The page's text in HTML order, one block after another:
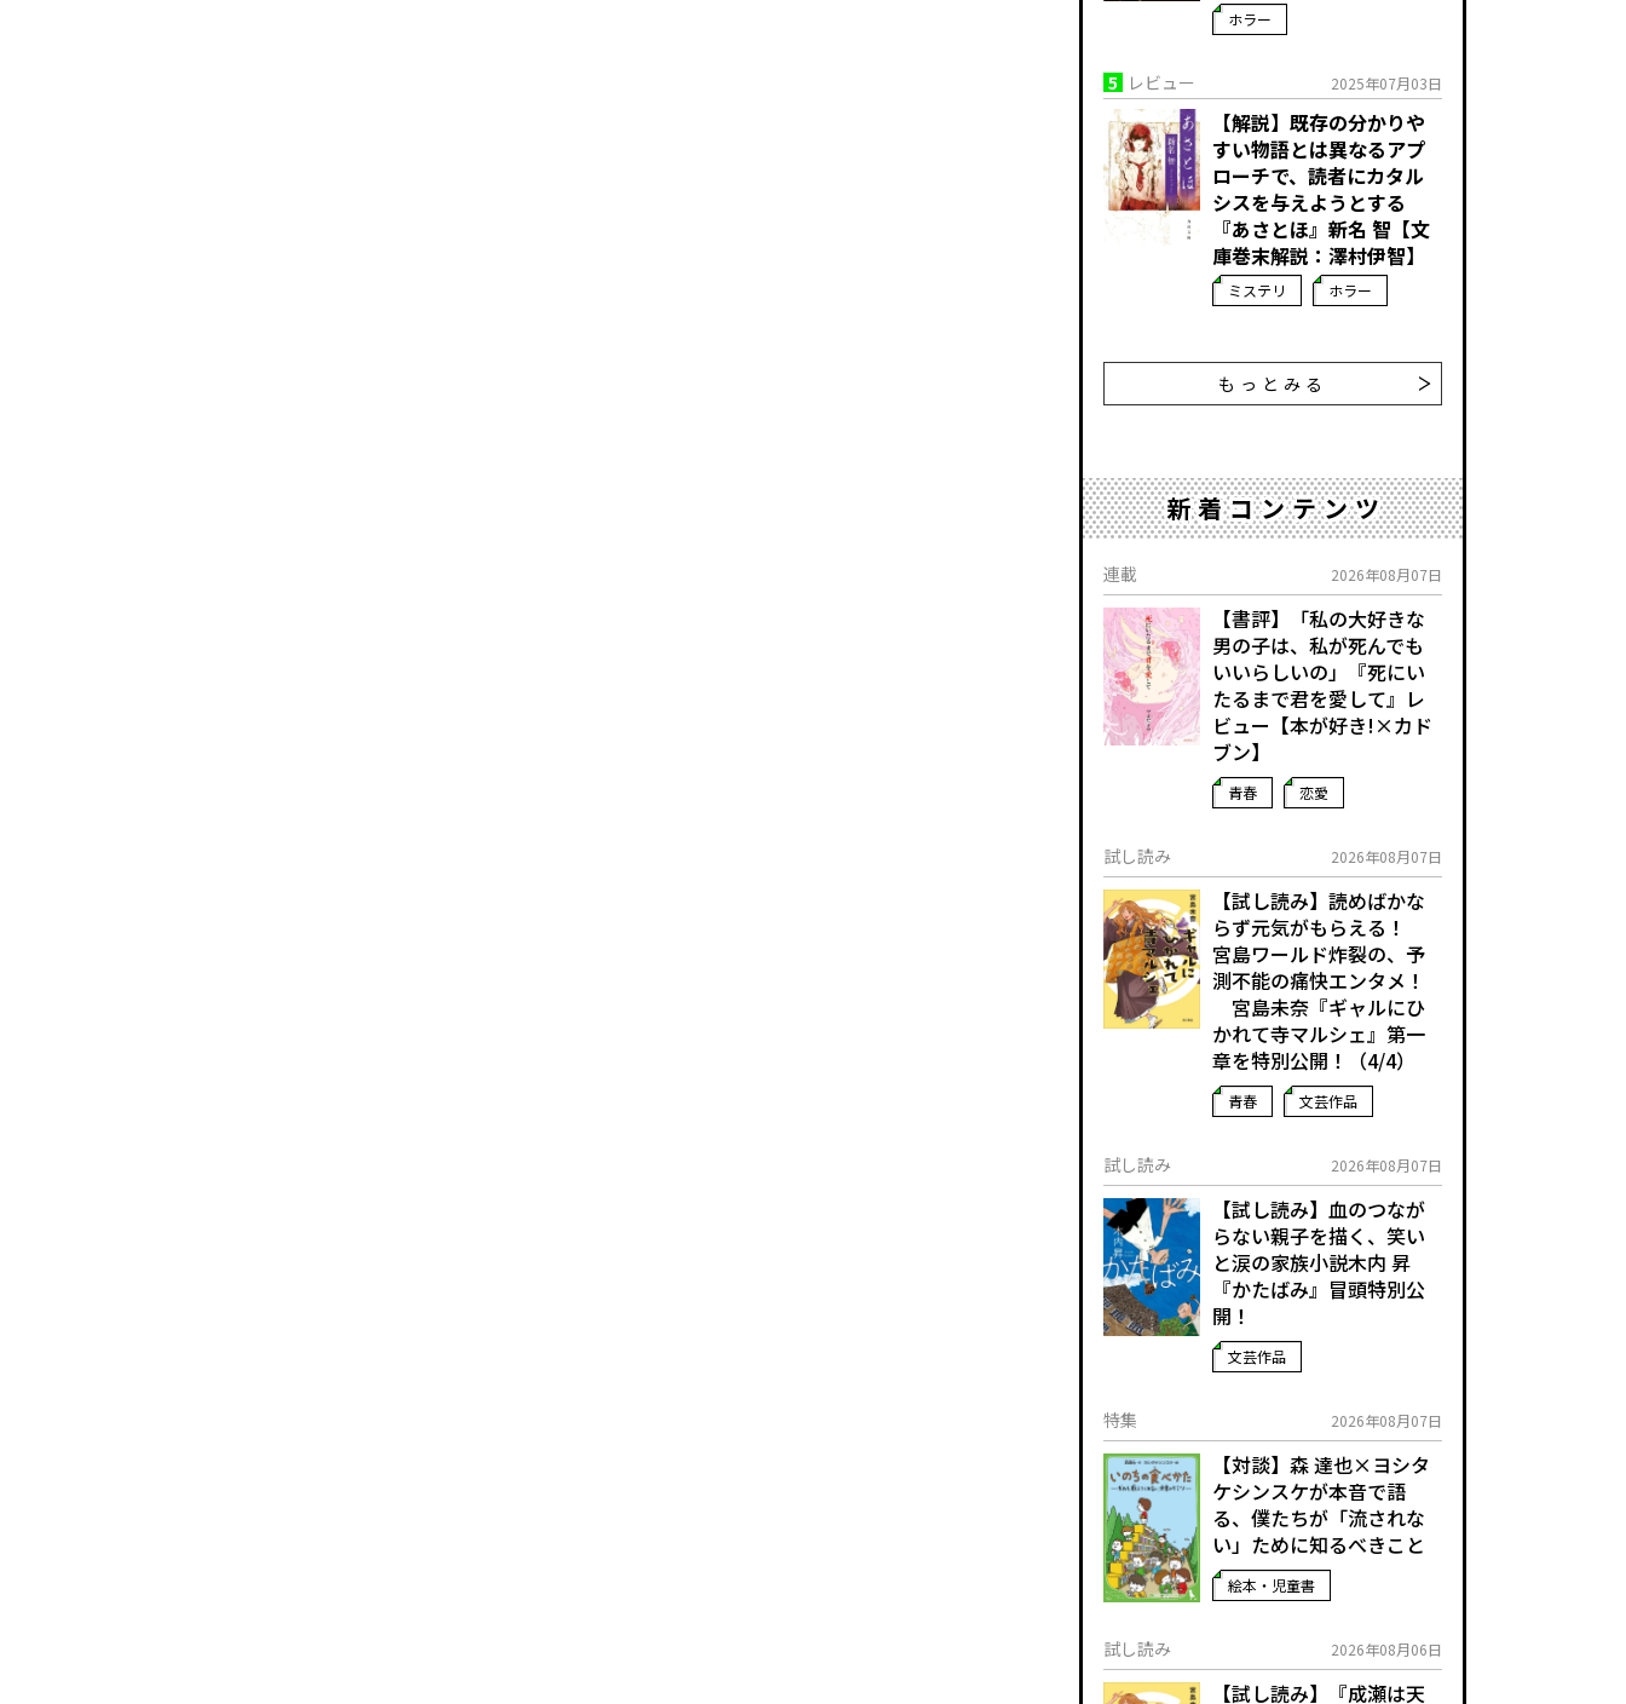
ホラー
5 レビュー 2025年07月03日
【解説】既存の分かりや
すい物語とは異なるアプ
ローチで、読者にカタル
シスを与えようとする――
『あさとほ』新名 智【文
庫巻末解説：澤村伊智】
ミステリ ホラー
もっとみる
新着コンテンツ
連載 2026年08月07日
【書評】「私の大好きな
男の子は、私が死んでも
いいらしいの」――『死にい
たるまで君を愛して』レ
ビュー【本が好き!×カド
ブン】
青春 恋愛
試し読み 2026年08月07日
【試し読み】読めばかな
らず元気がもらえる！
宮島ワールド炸裂の、予
測不能の痛快エンタメ！
宮島未奈『ギャルにひ
かれて寺マルシェ』第一
章を特別公開！（4/4）
青春 文芸作品
試し読み 2026年08月07日
【試し読み】血のつなが
らない親子を描く、笑い
と涙の家族小説――木内 昇
『かたばみ』冒頭特別公
開！
文芸作品
特集 2026年08月07日
【対談】森 達也×ヨシタ
ケシンスケが本音で語
る、僕たちが「流されな
い」ために知るべきこと
絵本・児童書
試し読み 2026年08月06日
【試し読み】『成瀬は天